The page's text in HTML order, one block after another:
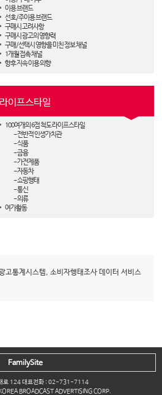
이용 브랜드
선호/주이용 브랜드
구매시 고려사항
구매시 광고의 영향력
구매/선택시 영향을 미친 정보 채널
1개월 접촉 채널
향후 지속 이용 의향
라이프스타일
100여개의 6점 척도 라이프스타일
- 전반적 인생가치관
- 식품
- 금융
- 가전제품
- 자동차
- 쇼핑행태
- 통신
- 의류
여가활동
고통계시스템, 소비자행태조사 데이터 서비스
로 124 대표전화 : 02-731-7114
BROADCAST ADVERTISING CORP.
FamilySite